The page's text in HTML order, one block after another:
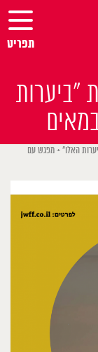
״ביערות
תפריט
האלו״ + מפגש עם